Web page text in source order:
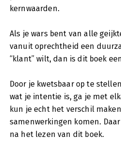
kernwaarden.
Als je wars bent van alle
vanuit oprechtheid een
“klant” wilt, dan is dit boek
Door je kwetsbaar op te
wat je intentie is, ga je met
kun je echt het verschil
samenwerkingen komen.
na het lezen van dit boek.